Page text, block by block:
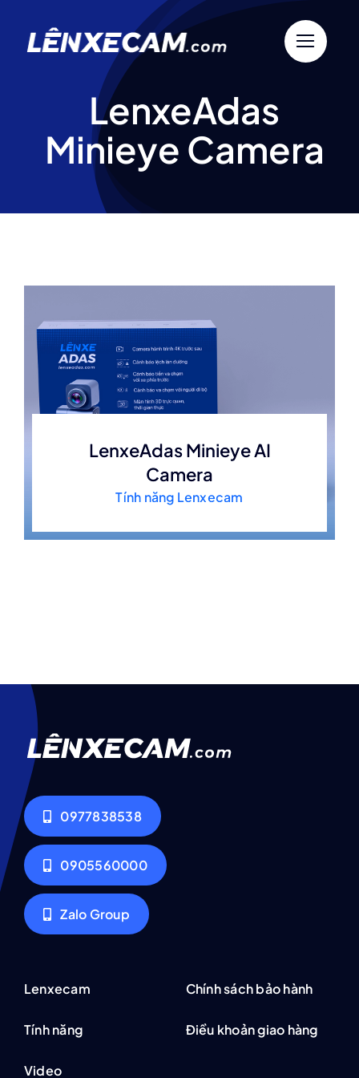
content
LenxeAdas
Minieye Camera
LenxeAdas Minieye AI
Camera
Tính năng Lenxecam
0977838538
0905560000
Zalo Group
Lenxecam
Tính năng
Video
Chính sách bảo hành
Điều khoản giao hàng